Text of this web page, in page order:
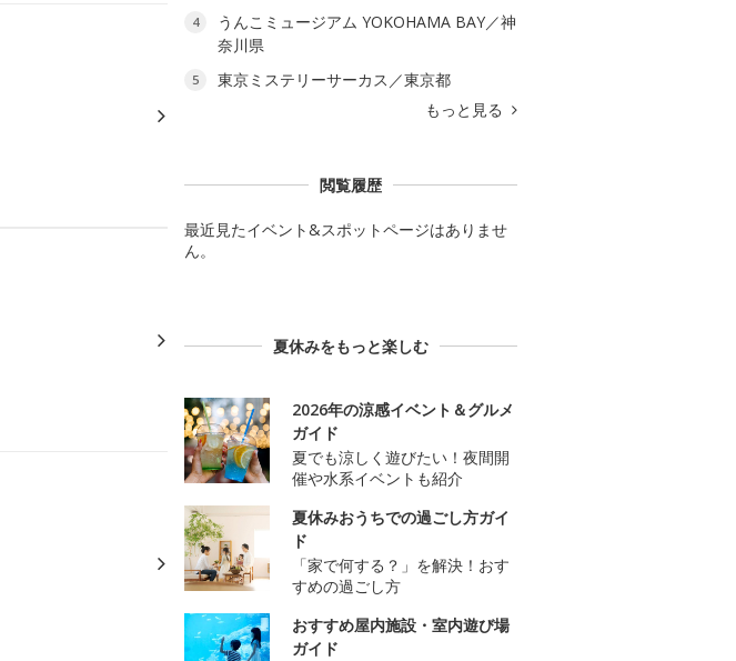
4
うんこミュージアム YOKOHAMA BAY／神
奈川県
5
東京ミステリーサーカス／東京都
もっと見る
閲覧履歴
最近見たイベント&スポットページはありませ
ん。
夏休みをもっと楽しむ
2026年の涼感イベント＆グルメ
ガイド
夏でも涼しく遊びたい！夜間開
催や水系イベントも紹介
夏休みおうちでの過ごし方ガイ
ド
「家で何する？」を解決！おす
すめの過ごし方
おすすめ屋内施設・室内遊び場
ガイド